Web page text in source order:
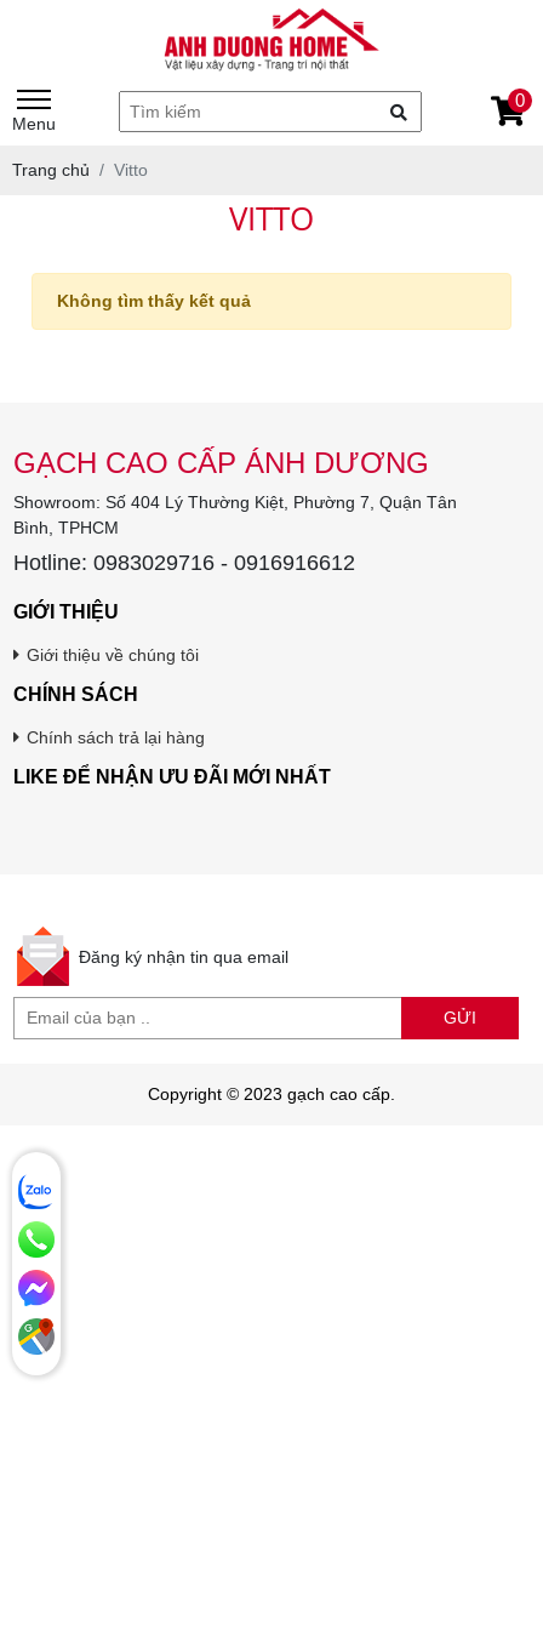
Menu
0
Trang chủ Vitto
VITTO
Không tìm thấy kết quả
GẠCH CAO CẤP ÁNH DƯƠNG
Showroom: Số 404 Lý Thường Kiệt, Phường 7, Quận Tân
Bình, TPHCM
Hotline: 0983029716 - 0916916612
GIỚI THIỆU
Giới thiệu về chúng tôi
CHÍNH SÁCH
Chính sách trả lại hàng
LIKE ĐỂ NHẬN ƯU ĐÃI MỚI NHẤT
Đăng ký nhận tin qua email
GỬI
Copyright © 2023 gạch cao cấp.